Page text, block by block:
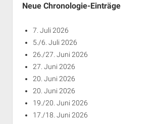
Neue Chronologie-Einträge
7. Juli 2026
5./6. Juli 2026
26./27. Juni 2026
27. Juni 2026
20. Juni 2026
20. Juni 2026
19./20. Juni 2026
17./18. Juni 2026